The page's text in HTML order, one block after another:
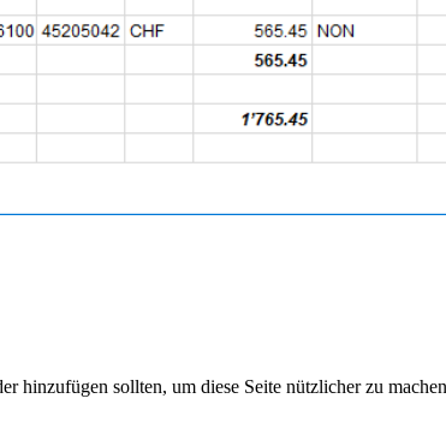
hinzufügen sollten, um diese Seite nützlicher zu